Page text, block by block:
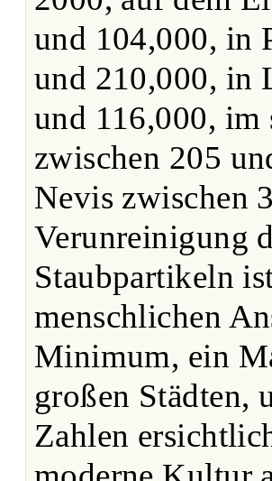
und 104,000, in
und 210,000, in
und 116,000, im
zwischen 205
Nevis zwischen
Verunreinigung
Staubpartikeln
menschlichen
Minimum, ein
großen Städten,
Zahlen